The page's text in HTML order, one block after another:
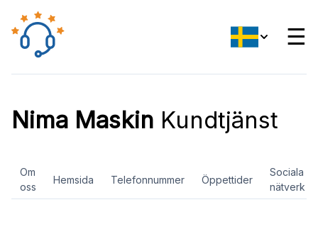
☰
Nima Maskin Kundtjänst
Om
oss
Hemsida Telefonnummer Öppettider
Sociala
nätverk